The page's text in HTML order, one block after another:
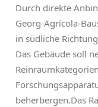
Durch direkte
Georg-Agricola-
in südliche
Das Gebäude soll
beherbergen.Das